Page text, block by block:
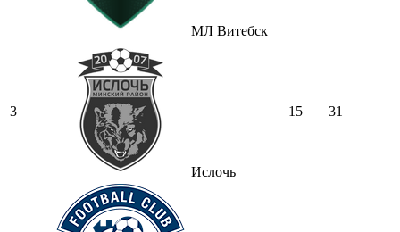
МЛ Витебск
3
Ислочь
15 31